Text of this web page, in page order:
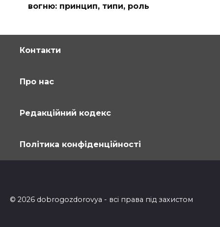
вогню: принцип, типи, роль
Контакти
Про нас
Редакційний кодекс
Політика конфіденційності
© 2026 dobrogozdorovya - всі права під захистом